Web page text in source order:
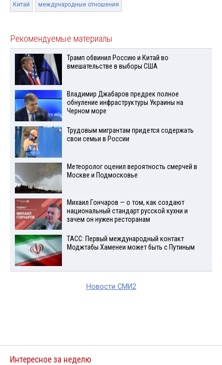
Китай международные отношения
Рекомендуемые материалы
Трамп обвинил Россию и Китай во
вмешательстве в выборы США
Владимир Джабаров предрек полное
обнуление инфраструктуры Украины на
Черном море
Трудовым мигрантам придется содержать
свои семьи в России
Метеоролог оценил вероятность смерчей в
Москве и Подмосковье
Михаил Гончаров — о том, как создают
национальный стандарт русской кухни и
зачем он нужен ресторанам
ТАСС: Первый международный контакт
Моджтабы Хаменеи может быть с Путиным
Новости СМИ2
Интересное за неделю